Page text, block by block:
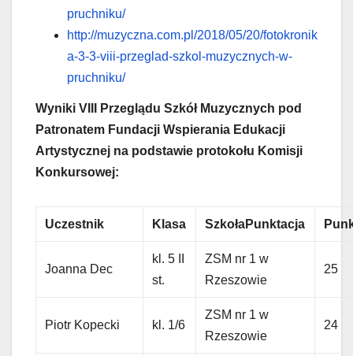
pruchniku/
http://muzyczna.com.pl/2018/05/20/fotokronik
a-3-3-viii-przeglad-szkol-muzycznych-w-
pruchniku/
Wyniki VIII Przeglądu Szkół Muzycznych pod
Patronatem Fundacji Wspierania Edukacji
Artystycznej na podstawie protokołu Komisji
Konkursowej:
Uczestnik Klasa SzkołaPunktacja
Joanna Dec
kl. 5 II
st.
ZSM nr 1 w
Rzeszowie
25
Piotr Kopecki kl. 1/6
ZSM nr 1 w
Rzeszowie
24